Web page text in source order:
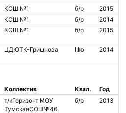
КСШ №1 б/р
2015
КСШ №1 б/р
2014
КСШ №1 б/р 2015
ЦДЮТК-Гришнова IIIю 2014
Коллектив Квал.
Год
т/кГоризонт МОУ
ТумскаяСОШ№46
б/р 2013